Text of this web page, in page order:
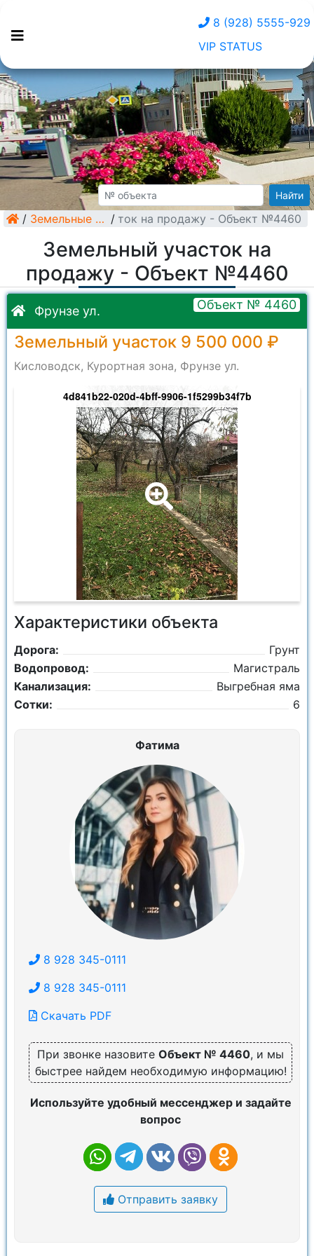
8 (928) 5555-929
VIP STATUS
Найти
/ Земельные участки /
Земельный участок на продажу - Объект №4460
Земельный участок на
продажу - Объект №4460
Фрунзе ул. Объект № 4460
Земельный участок 9 500 000 ₽
Кисловодск, Курортная зона, Фрунзе ул.
4d841b22-020d-4bff-9906-1f5299b34f7b
Характеристики объекта
Дорога:
Грунт
Водопровод:
Магистраль
Канализация:
Выгребная яма
Сотки:
6
Фатима
8 928 345-0111
8 928 345-0111
Скачать PDF
При звонке назовите Объект № 4460, и мы
быстрее найдем необходимую информацию!
Используйте удобный мессенджер и задайте
вопрос
Отправить заявку